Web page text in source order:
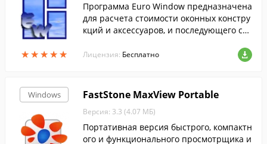
★★★★★
★★★★★
Программа Euro Window предназначена
для расчета стоимости оконных констру
кций и аксессуаров, и последующего сос
Лицензия: Бесплатно
Windows FastStone MaxView Portable
Версия: 3.3 (4.07 МБ)
Портативная версия быстрого, компактн
ого и функционального просмотрщика и